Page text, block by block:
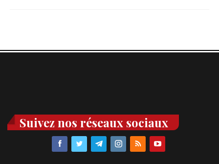
Suivez nos réseaux sociaux